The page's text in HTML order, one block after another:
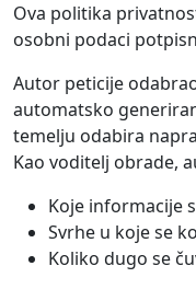
Ova politika
osobni podaci
Autor peticije
automatsko
temelju odabira
Kao voditelj obrade,
Koje informacije
Svrhe u koje se
Koliko dugo se